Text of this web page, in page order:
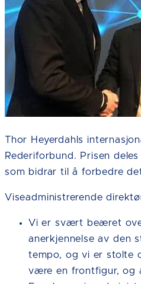
Thor Heyerdahls
Rederiforbund. Prisen
som bidrar til å forbedre
Viseadministrerende
Vi er svært beæret
anerkjennelse av den
tempo, og vi er stolte
være en frontfigur, og